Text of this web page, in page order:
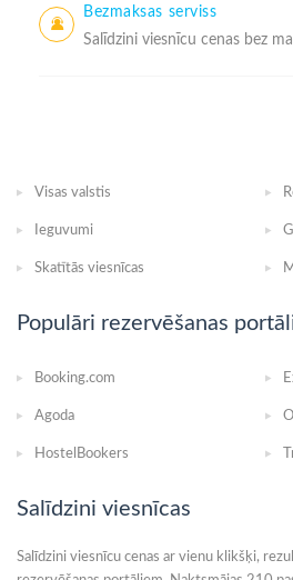
Bezmaksas serviss
Salīdzini viesnīcu cenas bez
Visas valstis
Ieguvumi
Skatītās viesnīcas
Populāri rezervēšanas
Booking.com
Agoda
HostelBookers
Salīdzini viesnīcas
Salīdzini viesnīcu cenas ar vienu klikšķi,